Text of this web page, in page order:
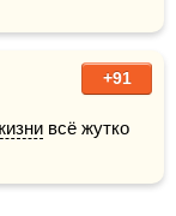
+91
всё жутко